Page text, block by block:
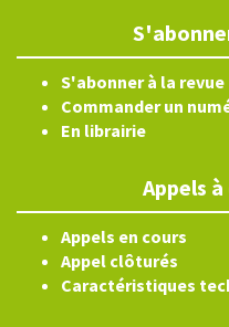
S'abonner à la revue
Commander un
En librairie
Appels
Appels en cours
Appel clôturés
Caractéristiques